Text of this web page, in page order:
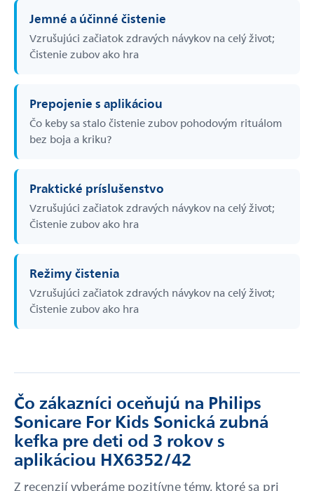
Jemné a účinné čistenie
Vzrušujúci začiatok zdravých návykov na celý život;
Čistenie zubov ako hra
Prepojenie s aplikáciou
Čo keby sa stalo čistenie zubov pohodovým rituálom
bez boja a kriku?
Praktické príslušenstvo
Vzrušujúci začiatok zdravých návykov na celý život;
Čistenie zubov ako hra
Režimy čistenia
Vzrušujúci začiatok zdravých návykov na celý život;
Čistenie zubov ako hra
Čo zákazníci oceňujú na Philips
Sonicare For Kids Sonická zubná
kefka pre deti od 3 rokov s
aplikáciou HX6352/42
Z recenzií vyberáme pozitívne témy, ktoré sa pri